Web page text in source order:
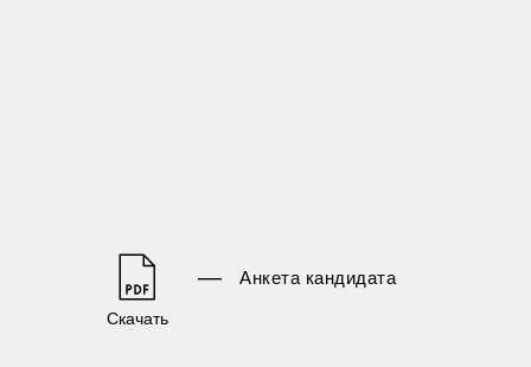
Анкета кандидата
Скачать
—